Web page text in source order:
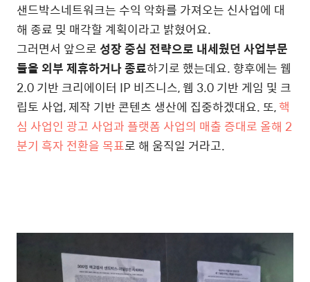
샌드박스네트워크는 수익 악화를 가져오는 신사업에 대
해 종료 및 매각할 계획이라고 밝혔어요.
그러면서 앞으로성장 중심 전략으로 내세웠던 사업부문
들을 외부 제휴하거나 종료하기로 했는데요. 향후에는 웹
2.0 기반 크리에이터 IP 비즈니스, 웹 3.0 기반 게임 및 크
립토 사업, 제작 기반 콘텐츠 생산에 집중하겠대요. 또,핵
심 사업인 광고 사업과 플랫폼 사업의 매출 증대로 올해 2
분기 흑자 전환을 목표로 해 움직일 거라고.